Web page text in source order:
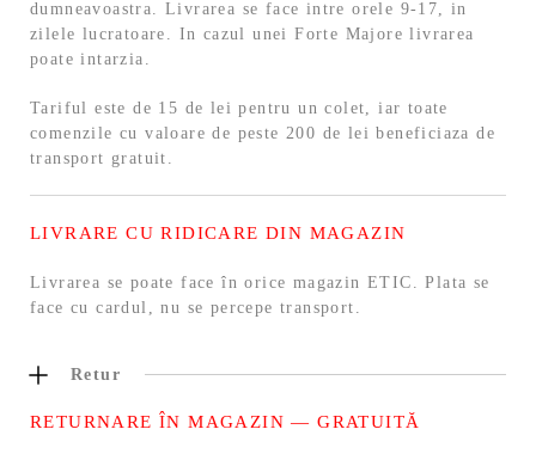
dumneavoastra. Livrarea se face intre orele 9-17, in
zilele lucratoare. In cazul unei Forte Majore livrarea
poate intarzia.
Tariful este de 15 de lei pentru un colet, iar toate
comenzile cu valoare de peste 200 de lei beneficiaza de
transport gratuit.
LIVRARE CU RIDICARE DIN MAGAZIN
Livrarea se poate face în orice magazin ETIC. Plata se
face cu cardul, nu se percepe transport.
Retur
RETURNARE ÎN MAGAZIN — GRATUITĂ